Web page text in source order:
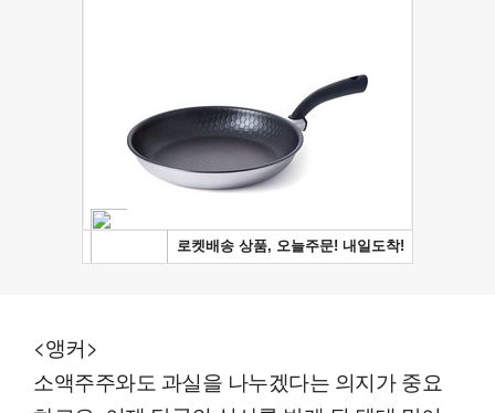
<앵커>
소액주주와도 과실을 나누겠다는 의지가 중요